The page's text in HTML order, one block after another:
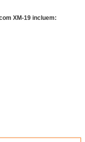
XM-19 incluem: